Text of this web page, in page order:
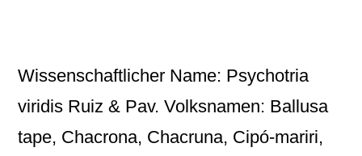
Wissenschaftlicher Name: Psychotria
viridis Ruiz & Pav. Volksnamen: Ballusa
tape, Chacrona, Chacruna, Cipó-mariri,